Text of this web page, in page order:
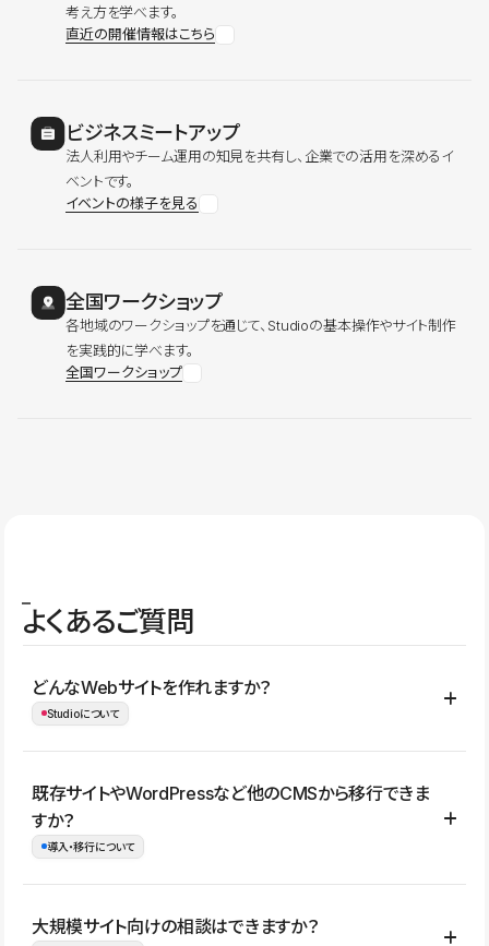
考え方を学べます。
直近の開催情報はこちら
ビジネスミートアップ
法人利用やチーム運用の知見を共有し、企業での活用を深めるイ
ベントです。
イベントの様子を見る
全国ワークショップ
各地域のワークショップを通じて、Studioの基本操作やサイト制作
を実践的に学べます。
全国ワークショップ
よくあるご質問
どんなWebサイトを作れますか？
Studioについて
コーポレートサイト、サービスサイト、LP、採用サイト、ブロ
グ・メディア、イベントサイト、店舗・商品紹介サイト、ポートフ
ォリオなど幅広く制作できます。
既存サイトやWordPressなど他のCMSから移行できま
すか？
導入・移行について
はい。既存サイトの構成やコンテンツ、URLを整理したうえで、
大規模サイト向けの相談はできますか？